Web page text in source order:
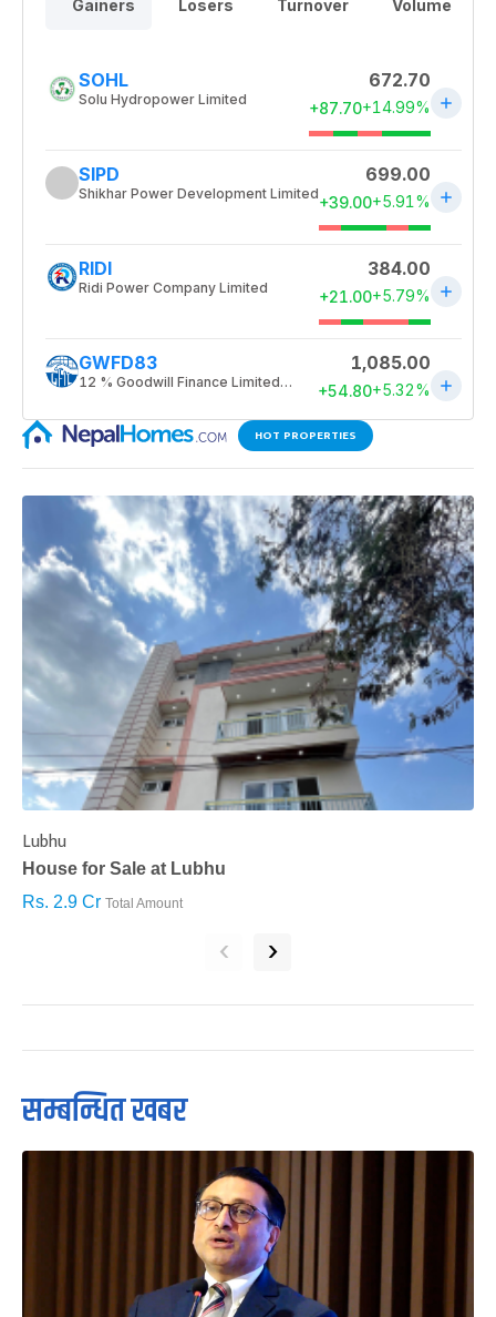
HOT PROPERTIES
Lubhu
House for Sale at Lubhu
Rs. 2.9 Cr Total Amount
‹ ›
सम्बन्धित खबर